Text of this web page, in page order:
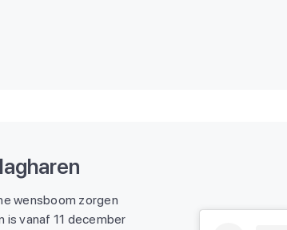
wensboom zorgen
is vanaf 11 december